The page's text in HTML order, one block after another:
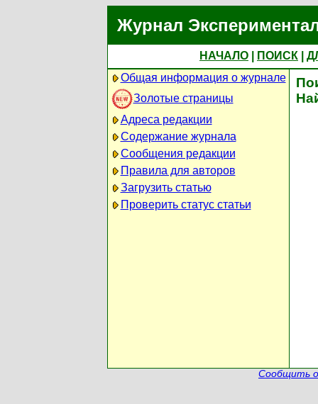
Журнал
НАЧАЛО ПОИСК
Общая информация о журнале
Золотые страницы
Адреса редакции
Содержание журнала
Сообщения редакции
Правила для авторов
Загрузить статью
Проверить статус статьи
Сообщить о